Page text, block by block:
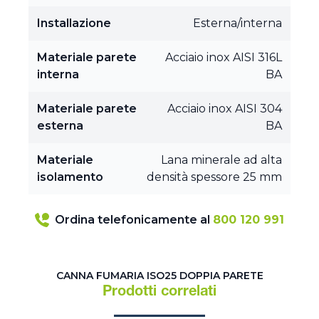
Installazione Esterna/interna
Materiale parete
interna
Acciaio inox AISI 316L
BA
Materiale parete
esterna
Acciaio inox AISI 304
BA
Materiale
isolamento
Lana minerale ad alta
densità spessore 25 mm
Ordina telefonicamente al 800 120 991
CANNA FUMARIA ISO25 DOPPIA PARETE
Prodotti correlati